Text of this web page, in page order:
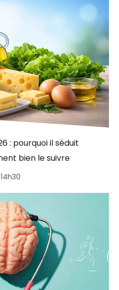
: pourquoi il séduit
bien le suivre